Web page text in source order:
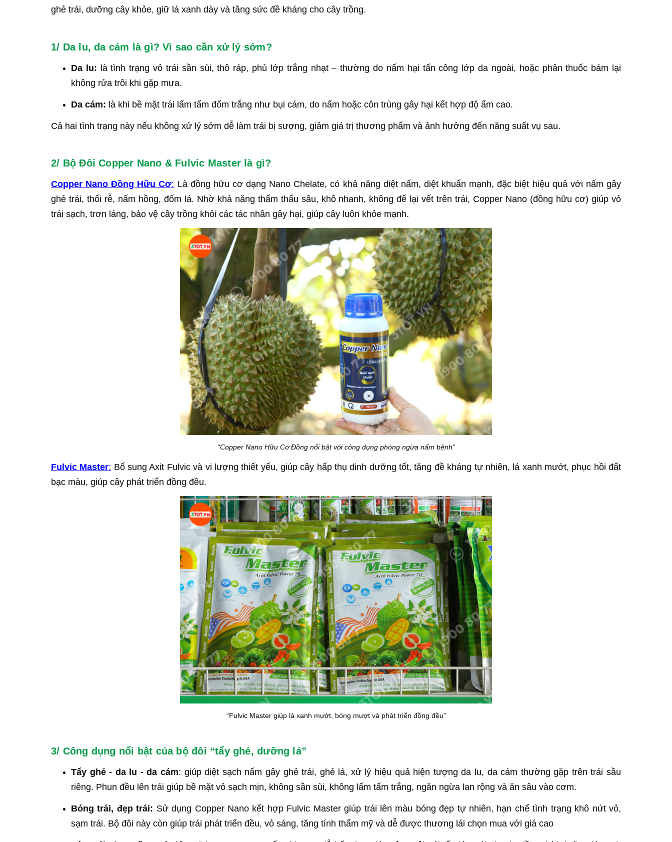
ghẻ trái, dưỡng cây khỏe, giữ lá xanh dày và tăng sức đề kháng cho cây trồng.
1/ Da lu, da cám là gì? Vì sao cần xử lý sớm?
Da lu: là tình trạng vỏ trái sần sùi, thô ráp, phủ lớp trắng nhạt – thường do nấm hại tấn công lớp da ngoài, hoặc phân thuốc bám lại
không rửa trôi khi gặp mưa.
Da cám: là khi bề mặt trái lấm tấm đốm trắng như bụi cám, do nấm hoặc côn trùng gây hại kết hợp độ ẩm cao.
Cả hai tình trạng này nếu không xử lý sớm dễ làm trái bị sượng, giảm giá trị thương phẩm và ảnh hưởng đến năng suất vụ sau.
2/ Bộ Đôi Copper Nano & Fulvic Master là gì?
Copper Nano Đồng Hữu Cơ: Là đồng hữu cơ dạng Nano Chelate, có khả năng diệt nấm, diệt khuẩn mạnh, đặc biệt hiệu quả với nấm gây
ghẻ trái, thối rễ, nấm hồng, đốm lá. Nhờ khả năng thẩm thấu sâu, khô nhanh, không để lại vết trên trái, Copper Nano (đồng hữu cơ) giúp vỏ
trái sạch, trơn láng, bảo vệ cây trồng khỏi các tác nhân gây hại, giúp cây luôn khỏe mạnh.
“Copper Nano Hữu Cơ Đồng nổi bật với công dụng phòng ngừa nấm bệnh”
Fulvic Master: Bổ sung Axit Fulvic và vi lượng thiết yếu, giúp cây hấp thụ dinh dưỡng tốt, tăng đề kháng tự nhiên, lá xanh mướt, phục hồi đất
bạc màu, giúp cây phát triển đồng đều.
“Fulvic Master giúp lá xanh mướt, bóng mượt và phát triển đồng đều”
3/ Công dụng nổi bật của bộ đôi “tẩy ghẻ, dưỡng lá”
Tẩy ghẻ - da lu - da cám: giúp diệt sạch nấm gây ghẻ trái, ghẻ lá, xử lý hiệu quả hiện tượng da lu, da cám thường gặp trên trái sầu
riêng. Phun đều lên trái giúp bề mặt vỏ sạch mịn, không sần sùi, không lấm tấm trắng, ngăn ngừa lan rộng và ăn sâu vào cơm.
Bóng trái, đẹp trái: Sử dụng Copper Nano kết hợp Fulvic Master giúp trái lên màu bóng đẹp tự nhiên, hạn chế tình trạng khô nứt vỏ,
sạm trái. Bộ đôi này còn giúp trái phát triển đều, vỏ sáng, tăng tính thẩm mỹ và dễ được thương lái chọn mua với giá cao